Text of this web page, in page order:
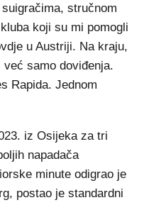
stručnom
koji su mi pomogli
u Austriji. Na kraju,
samo doviđenja.
Rapida. Jednom
iz Osijeka za tri
napadača
minute odigrao je
postao je standardni